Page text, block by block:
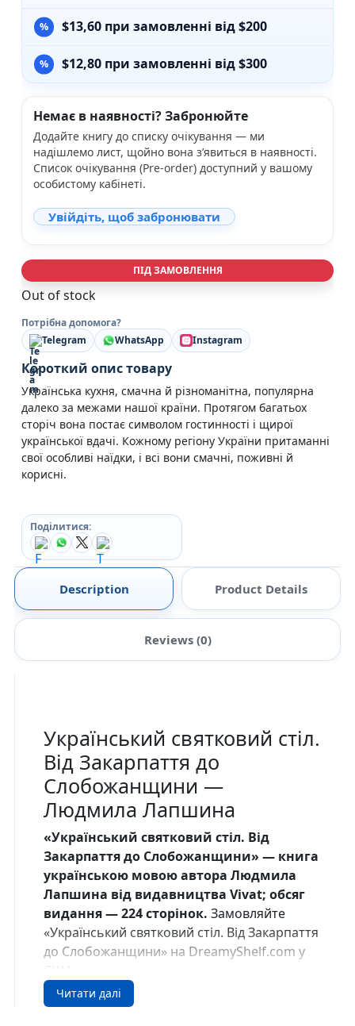
$13,60 при замовленні від $200
$12,80 при замовленні від $300
Немає в наявності? Забронюйте
Додайте книгу до списку очікування — ми
надішлемо лист, щойно вона з’явиться в наявності.
Список очікування (Pre-order) доступний у вашому
особистому кабінеті.
Увійдіть, щоб забронювати
ПІД ЗАМОВЛЕННЯ
Out of stock
Потрібна допомога?
Telegram
WhatsApp Instagram
Короткий опис товару
Українська кухня, смачна й різноманітна, популярна
далеко за межами нашої країни. Протягом багатьох
сторіч вона постає символом гостинності і щирої
української вдачі. Кожному регіону України притаманні
свої особливі наїдки, і всі вони смачні, поживні й
корисні.
Поділитися:
Description Product Details
Reviews (0)
Український святковий стіл.
Від Закарпаття до
Слобожанщини —
Людмила Лапшина
«Український святковий стіл. Від
Закарпаття до Слобожанщини» — книга
українською мовою автора Людмила
Лапшина від видавництва Vivat; обсяг
видання — 224 сторінок. Замовляйте
«Український святковий стіл. Від Закарпаття
до Слобожанщини» на DreamyShelf.com у
Про книгу
Читати далі